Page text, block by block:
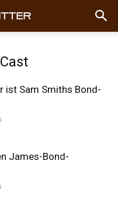
ist Sam Smiths Bond-
James-Bond-